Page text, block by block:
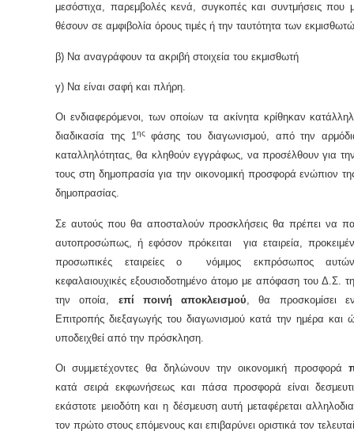
μεσόστιχα, παρεμβολές κενά, συγκοπές και συντμήσεις που
θέσουν σε αμφιβολία όρους τιμές ή την ταυτότητα των
β) Να αναγράφουν τα ακριβή στοιχεία του εκμισθωτή
γ) Να είναι σαφή και πλήρη.
Οι ενδιαφερόμενοι, των οποίων τα ακίνητα κρίθηκαν
διαδικασία της 1ηςφάσης του διαγωνισμού, από την
καταλληλότητας, θα κληθούν εγγράφως, να προσέλθουν για
τους στη δημοπρασία για την οικονομική προσφορά ενώπιον
δημοπρασίας.
Σε αυτούς που θα αποσταλούν προσκλήσεις θα πρέπει να
αυτοπροσώπως, ή εφόσον πρόκειται για εταιρεία,
προσωπικές εταιρείες ο νόμιμος εκπρόσωπος
κεφαλαιουχικές εξουσιοδοτημένο άτομο με απόφαση του Δ.Σ.
την οποία, επί ποινή αποκλεισμού , θα προσκομίσει
Επιτροπής διεξαγωγής του διαγωνισμού κατά την ημέρα
υποδειχθεί από την πρόσκληση.
Οι συμμετέχοντες θα δηλώνουν την οικονομική προσφορά
κατά σειρά εκφωνήσεως και πάσα προσφορά είναι
εκάστοτε μειοδότη και η δέσμευση αυτή μεταφέρεται
τον πρώτο στους επόμενους και επιβαρύνει οριστικά τον